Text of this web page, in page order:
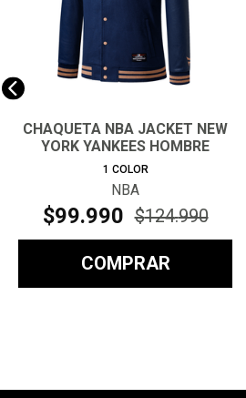
CHAQUETA NBA JACKET NEW
YORK YANKEES HOMBRE
1 COLOR
NBA
$99.990 $124.990
COMPRAR